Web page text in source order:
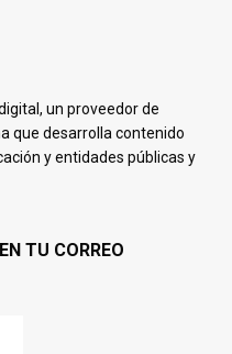
un proveedor de
que desarrolla contenido
y entidades públicas y
TU CORREO